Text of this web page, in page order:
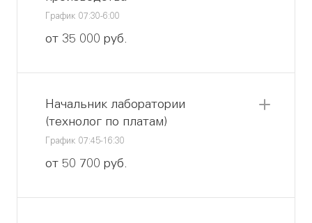
График 07:30-6:00
от 35 000 руб.
Начальник лаборатории
(технолог по платам)
График 07:45-16:30
от 50 700 руб.